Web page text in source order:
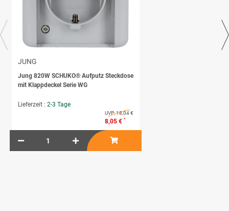
JUNG
Jung 820W SCHUKO® Aufputz Steckdose
mit Klappdeckel Serie WG
Lieferzeit : 2-3 Tage
UVP:18,04 €
8,05 € *